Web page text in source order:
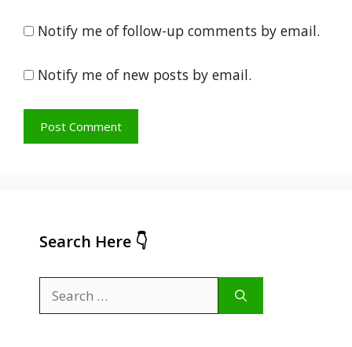
Notify me of follow-up comments by email.
Notify me of new posts by email.
Search Here 👇
for: